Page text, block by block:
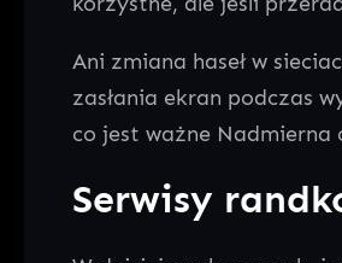
Ani zmiana haseł w
zasłania ekran podczas
co jest ważne
Serwisy